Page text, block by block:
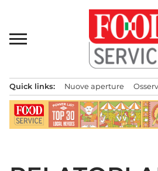
contenuto
principale
Quick links: Nuove aperture